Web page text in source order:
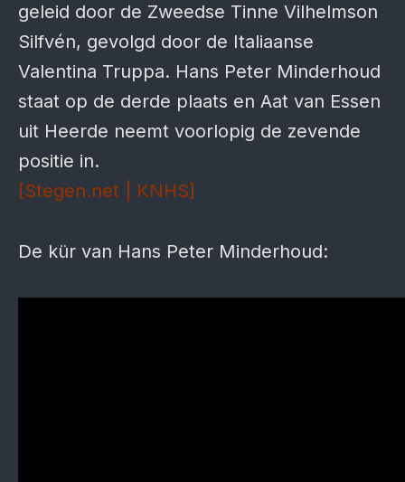
geleid door de Zweedse Tinne Vilhelmson
Silfvén, gevolgd door de Italiaanse
Valentina Truppa. Hans Peter Minderhoud
staat op de derde plaats en Aat van Essen
uit Heerde neemt voorlopig de zevende
positie in.
[Stegen.net | KNHS]
De kür van Hans Peter Minderhoud: